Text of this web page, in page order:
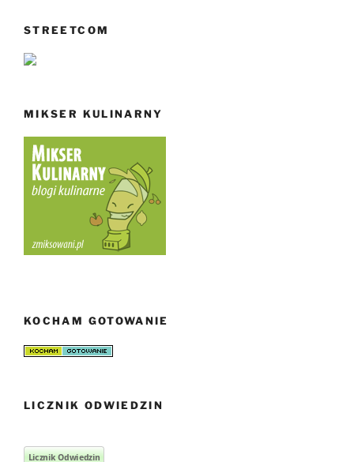
STREETCOM
MIKSER KULINARNY
KOCHAM GOTOWANIE
LICZNIK ODWIEDZIN